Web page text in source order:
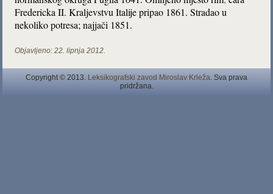
Fredericka II. Kraljevstvu Italije pripao 1861. Stradao u
nekoliko potresa; najjači 1851.
Objavljeno: 22. lipnja 2012.
Copyright © 2013. Leksikografski zavod Miroslav Krleža. Sva prava
pridržana.